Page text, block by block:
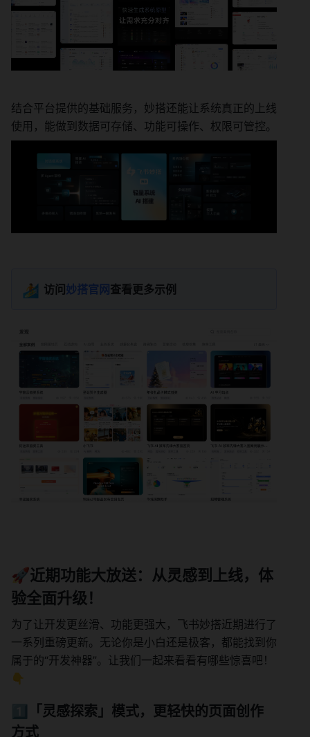
结合平台提供的基础服务，妙搭还能让系统真正的上线
使用，能做到数据可存储、功能可操作、权限可管控。
🏄 访问 妙搭官网 查看更多示例
🚀近期功能大放送：从灵感到上线，体
验全面升级！
为了让开发更丝滑、功能更强大，飞书妙搭近期进行了
一系列重磅更新。无论你是小白还是极客，都能找到你
属于的“开发神器”。让我们一起来看看有哪些惊喜吧！
👇
1️⃣「灵感探索」模式，更轻快的页面创作
方式